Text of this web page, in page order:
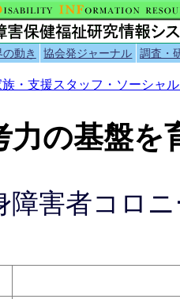
動き 協会発ジャーナル 調査・
族・支援スタッフ・ソーシャ
力の基盤を
障害者コロ